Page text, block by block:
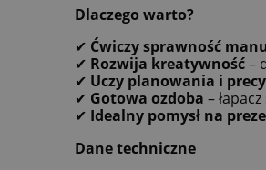
Dlaczego warto?
✔ Ćwiczy sprawność
✔ Rozwija kreatywność–
✔ Uczy planowania i
✔ Gotowa ozdoba –
✔ Idealny pomysł na
Dane techniczne